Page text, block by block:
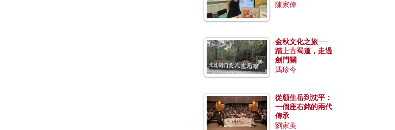
陳家偉
金秋文化之旅──
踏上古蜀道，走過
劍門關
馮珍今
從顧生岳到沈平：
一個座右銘的兩代
傳承
劉家美